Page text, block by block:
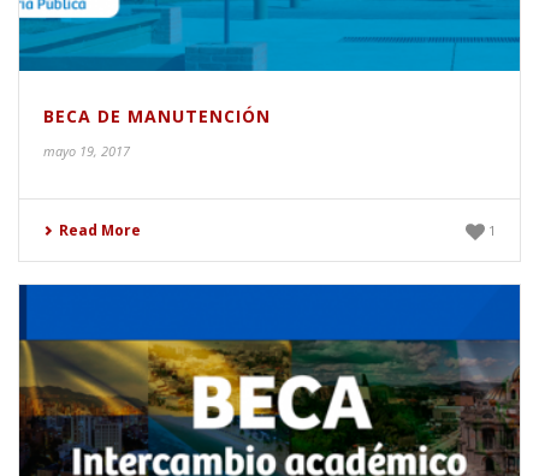
BECA DE MANUTENCIÓN
mayo 19, 2017
Read More 1